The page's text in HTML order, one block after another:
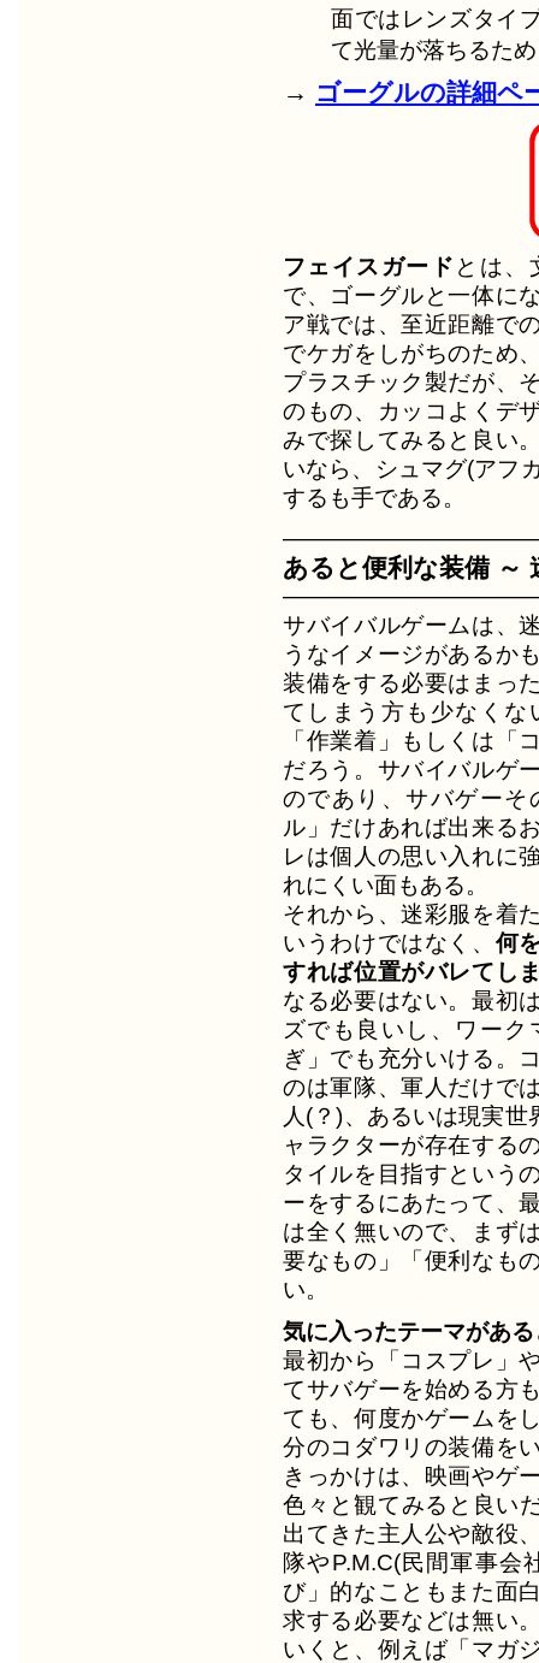
面ではレンズタイ
て光量が落ちるた
→ ゴーグルの詳細ペ
フェイスガード とは、
で、ゴーグルと一体に
ア戦では、至近距離で
でケガをしがちのため
プラスチック製だが、
のもの、カッコよくデ
みで探してみると良い
いなら、シュマグ(アフ
するも手である。
あると便利な装備 ～
サバイバルゲームは、
うなイメージがあるか
装備をする必要はまっ
てしまう方も少なくな
「作業着」もしくは「
だろう。サバイバルゲ
のであり、サバゲーそ
ル」だけあれば出来る
レは個人の思い入れに
れにくい面もある。
それから、迷彩服を着
いうわけではなく、 何
すれば位置がバレてし
なる必要はない。最初
ズでも良いし、ワー
ぎ」でも充分いける。
のは軍隊、軍人だけで
人(？)、あるいは現実
ャラクターが存在する
タイルを目指すという
ーをするにあたって、
は全く無いので、まず
要なもの」「便利なも
い。
気に入ったテーマがあ
最初から「コスプレ」
てサバゲーを始める方
ても、何度かゲームを
分のコダワリの装備を
きっかけは、映画やゲ
色々と観てみると良い
出てきた主人公や敵役
隊やP.M.C(民間軍事会
び」的なこともまた面
求する必要などは無い
いくと、例えば「マガ